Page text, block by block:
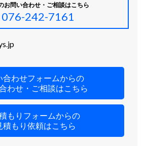
お問い合わせ・ご相談はこちら
076-242-7161
合わせフォームからの
わせ・ご相談はこちら
もりフォームからの
積もり依頼はこちら